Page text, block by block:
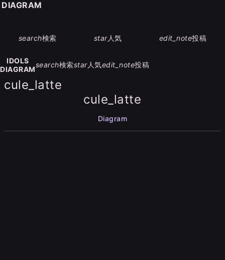
search検索 star人気 edit_note投稿
IDOLS
DIAGRAM
search検索star人気edit_note投稿
cule_latte
cule_latte
Diagram